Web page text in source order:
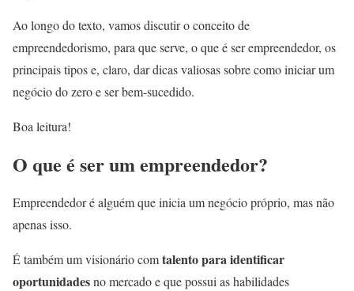
Ao longo do texto, vamos discutir o conceito de
empreendedorismo, para que serve, o que é ser empreendedor, os
principais tipos e, claro, dar dicas valiosas sobre como iniciar um
negócio do zero e ser bem-sucedido.
Boa leitura!
O que é ser um empreendedor?
Empreendedor é alguém que inicia um negócio próprio, mas não
apenas isso.
É também um visionário comtalento para identificar
oportunidadesno mercado e que possui as habilidades